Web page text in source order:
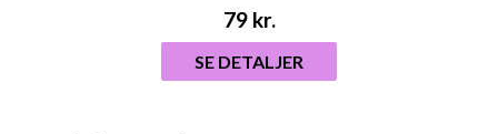
79 kr.
SE DETALJER